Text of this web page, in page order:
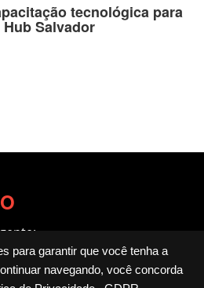
para garantir que você tenha a
navegando, você concorda
tecnológica para
Salvador